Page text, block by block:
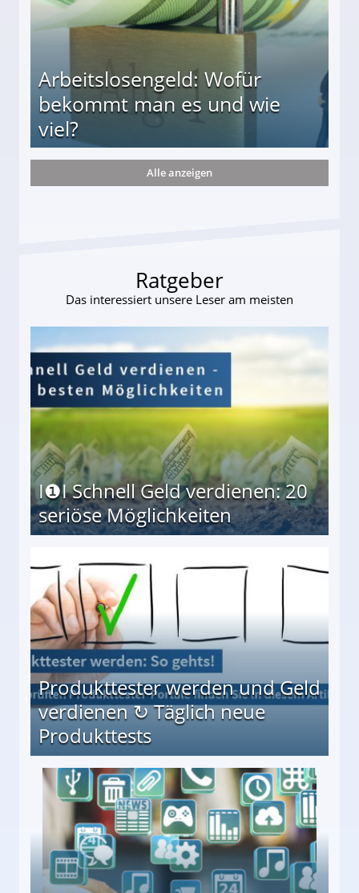
Arbeitslosengeld: Wofür
bekommt man es und wie
viel?
und wie viel?
Alle anzeigen
Ratgeber
Das interessiert unsere Leser am meisten
I❶I Schnell Geld verdienen: 20
seriöse Möglichkeiten
Produkttester werden und Geld
verdienen ↻ Täglich neue
Produkttests
↻ Täglich neue Produkttests